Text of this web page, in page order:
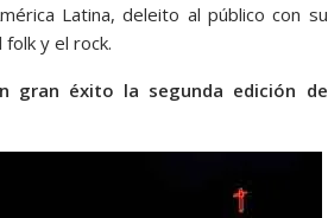
Latina, deleito al público con su
y el rock.
gran éxito la segunda edición de